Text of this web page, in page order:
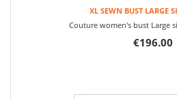
XL SEWN BUST LARGE
Couture women's bust Large
€196.00